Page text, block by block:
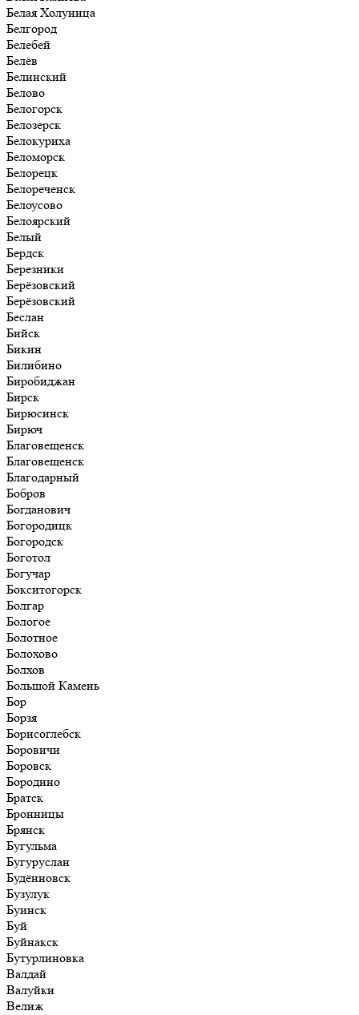
Белая Холуница
Белгород
Белебей
Белёв
Белинский
Белово
Белогорск
Белозерск
Белокуриха
Беломорск
Белорецк
Белореченск
Белоусово
Белоярский
Белый
Бердск
Березники
Берёзовский
Берёзовский
Беслан
Бийск
Бикин
Билибино
Биробиджан
Бирск
Бирюсинск
Бирюч
Благовещенск
Благовещенск
Благодарный
Бобров
Богданович
Богородицк
Богородск
Боготол
Богучар
Бокситогорск
Болгар
Бологое
Болотное
Болохово
Болхов
Большой Камень
Бор
Борзя
Борисоглебск
Боровичи
Боровск
Бородино
Братск
Бронницы
Брянск
Бугульма
Бугуруслан
Будённовск
Бузулук
Буинск
Буй
Буйнакск
Бутурлиновка
Валдай
Валуйки
Велиж